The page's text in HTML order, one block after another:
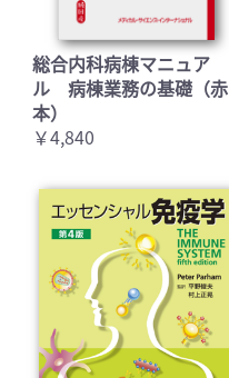
総合内科病棟マニュア
ル 病棟業務の基礎（赤
本）
￥4,840